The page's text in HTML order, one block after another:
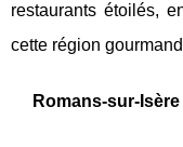
restaurants étoilés,
cette région
Romans-sur-